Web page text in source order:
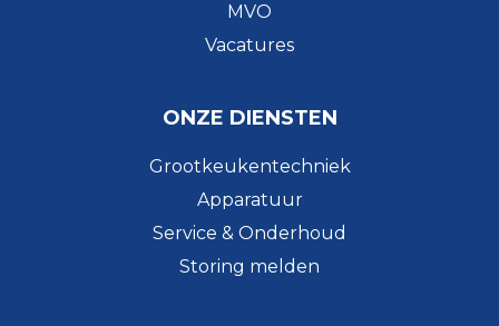
MVO
Vacatures
ONZE DIENSTEN
Grootkeukentechniek
Apparatuur
Service & Onderhoud
Storing melden